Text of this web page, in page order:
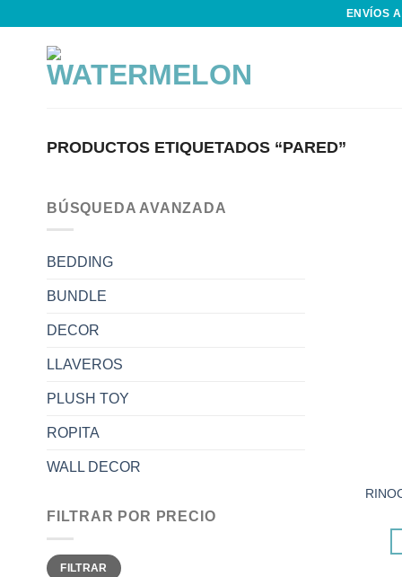
ENVÍOS
PRODUCTOS ETIQUETADOS “PARED”
BÚSQUEDA AVANZADA
BEDDING
BUNDLE
DECOR
LLAVEROS
PLUSH TOY
ROPITA
WALL DECOR
FILTRAR POR PRECIO
Precio
mínimo
Precio
máximo
FILTRAR